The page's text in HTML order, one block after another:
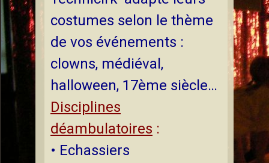
costumes selon le thème
de vos événements :
clowns, médiéval,
halloween, 17ème siècle…
Disciplines
déambulatoires :
• Echassiers